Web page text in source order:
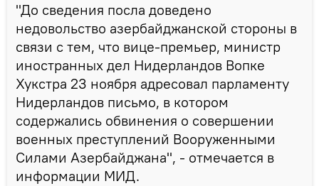
"До сведения посла доведено
недовольство азербайджанской стороны в
связи с тем, что вице-премьер, министр
иностранных дел Нидерландов Вопке
Хукстра 23 ноября адресовал парламенту
Нидерландов письмо, в котором
содержались обвинения о совершении
военных преступлений Вооруженными
Силами Азербайджана", - отмечается в
информации МИД.